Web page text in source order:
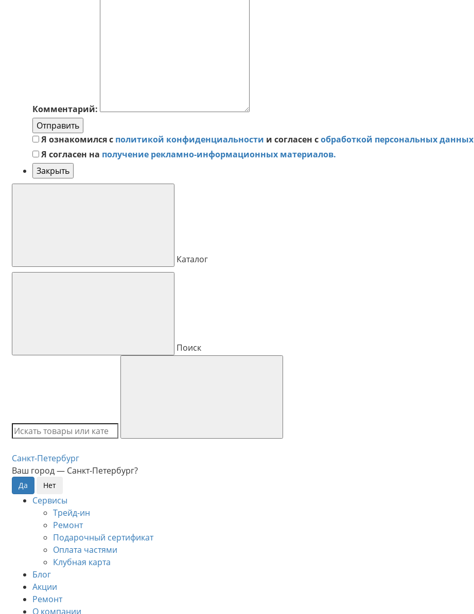
Комментарий:
Отправить
Я ознакомился с политикой конфиденциальности и согласен собработкой персональных данных
Я согласен на получение рекламно-информационных материалов.
Закрыть
Каталог
Поиск
Санкт-Петербург
Ваш город — Санкт-Петербург?
Сервисы
Трейд-ин
Ремонт
Подарочный сертификат
Оплата частями
Клубная карта
Блог
Акции
Ремонт
О компании